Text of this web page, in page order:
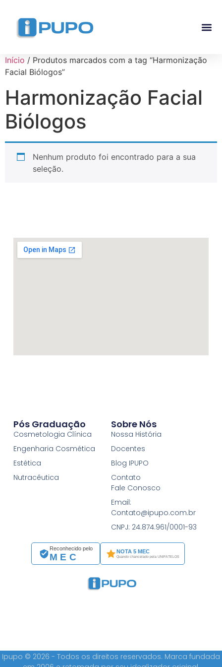
Início / Produtos marcados com a tag “Harmonização
Facial Biólogos”
Harmonização Facial
Biólogos
Nenhum produto foi encontrado para a sua
seleção.
Reconhecido pelo
MEC
NOTA 5 MEC
Quando chancelado pela UNIFATELOS
Pós Graduação
Cosmetologia Clínica
Engenharia Cosmética
Estética
Nutracêutica
Sobre Nós
Nossa História
Docentes
Blog IPUPO
Contato
Fale Conosco
Email:
Contato@ipupo.com.br
CNPJ: 24.874.961/0001-93
Ipupo © 2026 - Todos os direitos reservados. Marca fundada